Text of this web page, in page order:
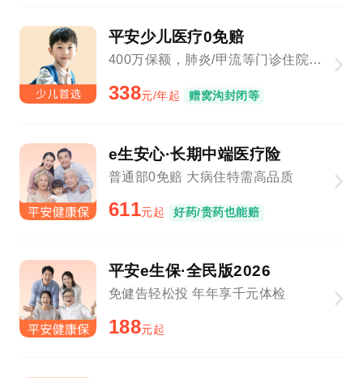
平安少儿医疗0免赔
400万保额，肺炎/甲流等门诊住院1元起赔
338元/年起 赠窝沟封闭等
e生安心·长期中端医疗险
普通部0免赔 大病住特需高品质
611元起 好药/贵药也能赔
平安e生保·全民版2026
免健告轻松投 年年享千元体检
188元起